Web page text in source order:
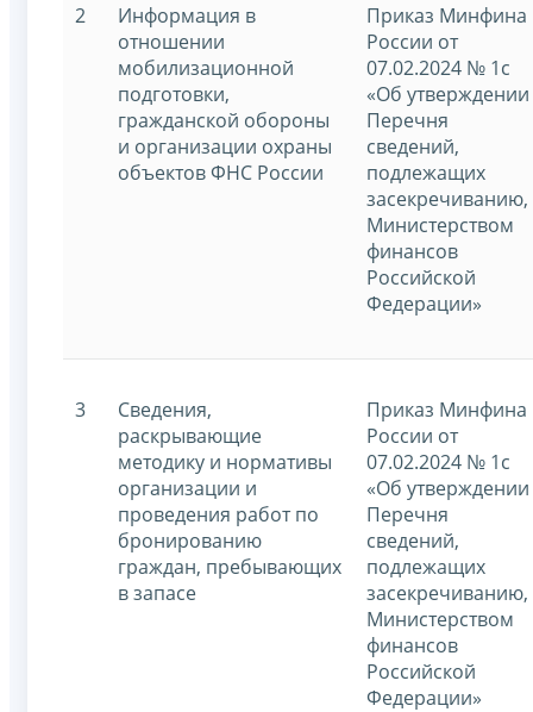
2
Информация в
отношении
мобилизационной
подготовки,
гражданской обороны
и организации охраны
объектов ФНС России
Приказ Минфина
России от
07.02.2024 № 1с
«Об утверждении
Перечня
сведений,
подлежащих
засекречиванию,
Министерством
финансов
Российской
Федерации»
3
Сведения,
раскрывающие
методику и нормативы
организации и
проведения работ по
бронированию
граждан, пребывающих
в запасе
Приказ Минфина
России от
07.02.2024 № 1с
«Об утверждении
Перечня
сведений,
подлежащих
засекречиванию,
Министерством
финансов
Российской
Федерации»